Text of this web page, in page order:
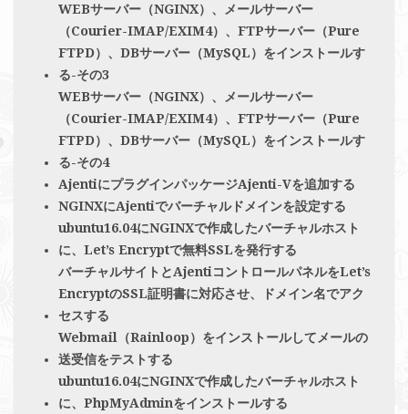
WEBサーバー（NGINX）、メールサーバー
（Courier-IMAP/EXIM4）、FTPサーバー（Pure
FTPD）、DBサーバー（MySQL）をインストールす
る-その3
WEBサーバー（NGINX）、メールサーバー
（Courier-IMAP/EXIM4）、FTPサーバー（Pure
FTPD）、DBサーバー（MySQL）をインストールす
る-その4
AjentiにプラグインパッケージAjenti-Vを追加する
NGINXにAjentiでバーチャルドメインを設定する
ubuntu16.04にNGINXで作成したバーチャルホスト
に、Let’s Encryptで無料SSLを発行する
バーチャルサイトとAjentiコントロールパネルをLet’s
EncryptのSSL証明書に対応させ、ドメイン名でアク
セスする
Webmail（Rainloop）をインストールしてメールの
送受信をテストする
ubuntu16.04にNGINXで作成したバーチャルホスト
に、PhpMyAdminをインストールする